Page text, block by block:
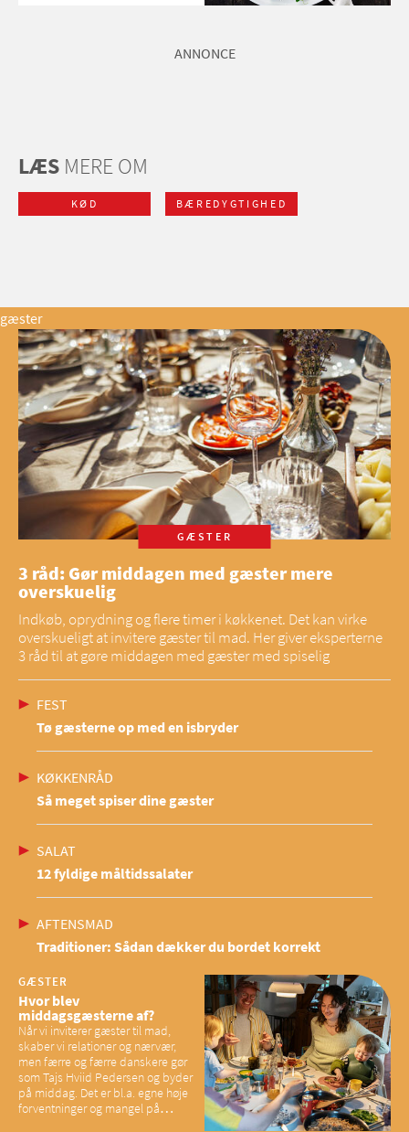
ANNONCE
LÆS MERE OM
KØD BÆREDYGTIGHED
gæster
GÆSTER
3 råd: Gør middagen med gæster mere
overskuelig
Indkøb, oprydning og flere timer i køkkenet. Det kan virke
overskueligt at invitere gæster til mad. Her giver eksperterne
3 råd til at gøre middagen med gæster med spiselig
FEST
Tø gæsterne op med en isbryder
KØKKENRÅD
Så meget spiser dine gæster
SALAT
12 fyldige måltidssalater
AFTENSMAD
Traditioner: Sådan dækker du bordet korrekt
GÆSTER
Hvor blev
middagsgæsterne af?
Når vi inviterer gæster til mad,
skaber vi relationer og nærvær,
men færre og færre danskere gør
som Tajs Hviid Pedersen og byder
på middag. Det er bl.a. egne høje
forventninger og mangel på